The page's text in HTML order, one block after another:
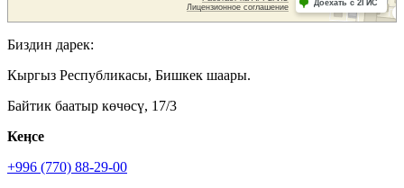
Биздин дарек:
Кыргыз Республикасы, Бишкек шаары.
Байтик баатыр көчөсү, 17/3
Кеӊсе
+996 (770) 88-29-00